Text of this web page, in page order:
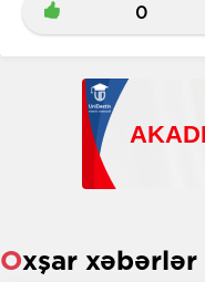
0
Oxşar xəbərlər